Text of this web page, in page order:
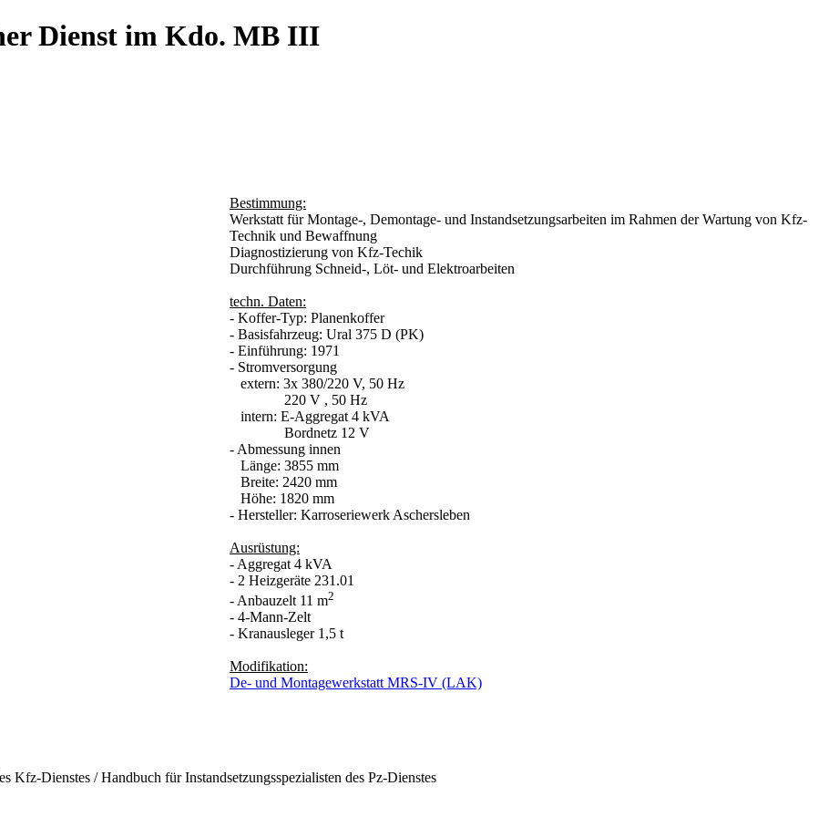
Dienst im Kdo. MB III
Bestimmung:
Werkstatt für Montage-, Demontage- und Instandsetzungsarbeiten im Rahmen der Wartung von Kfz-
Technik und Bewaffnung
Diagnostizierung von Kfz-Techik
Durchführung Schneid-, Löt- und Elektroarbeiten
techn. Daten:
- Koffer-Typ: Planenkoffer
- Basisfahrzeug: Ural 375 D (PK)
- Einführung: 1971
- Stromversorgung
extern: 3x 380/220 V, 50 Hz
220 V , 50 Hz
intern: E-Aggregat 4 kVA
Bordnetz 12 V
- Abmessung innen
Länge: 3855 mm
Breite: 2420 mm
Höhe: 1820 mm
- Hersteller: Karroseriewerk Aschersleben
Ausrüstung:
- Aggregat 4 kVA
- 2 Heizgeräte 231.01
- Anbauzelt 11 m2
- 4-Mann-Zelt
- Kranausleger 1,5 t
Modifikation:
De- und Montagewerkstatt MRS-IV (LAK)
Kfz-Dienstes / Handbuch für Instandsetzungsspezialisten des Pz-Dienstes